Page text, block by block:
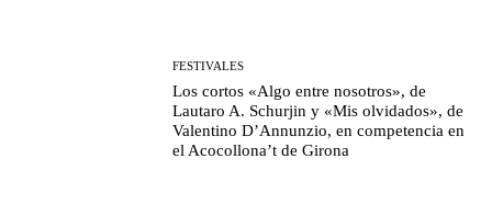
FESTIVALES
Los cortos «Algo entre nosotros», de
Lautaro A. Schurjin y «Mis olvidados», de
Valentino D’Annunzio, en competencia en
el Acocollona’t de Girona